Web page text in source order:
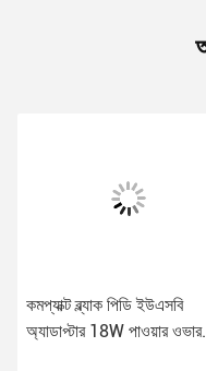
কমপ্যাক্ট ব্ল্যাক পিডি ইউএসবি
অ্যাডাপ্টার 18W পাওয়ার ওভার